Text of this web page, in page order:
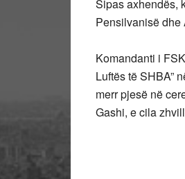
Sipas axhendës,
Pensilvanisë dhe
Komandanti i
Luftës të SHBA”
merr pjesë në
Gashi, e cila